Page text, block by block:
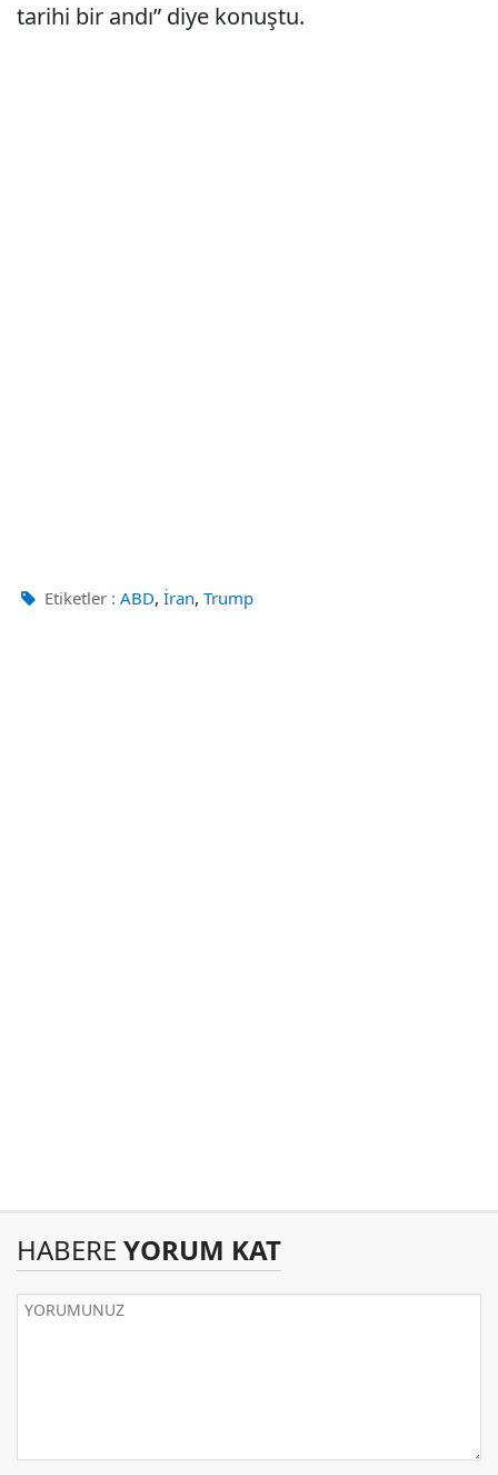
tarihi bir andı” diye konuştu.
Etiketler : ABD, İran, Trump
HABERE YORUM KAT